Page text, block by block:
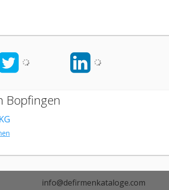
Bopfingen
info@defirmenkataloge.com